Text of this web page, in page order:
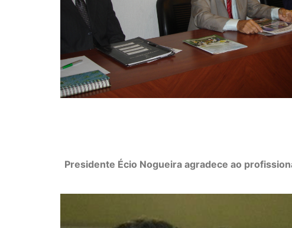
Presidente Écio Nogueira agradece ao